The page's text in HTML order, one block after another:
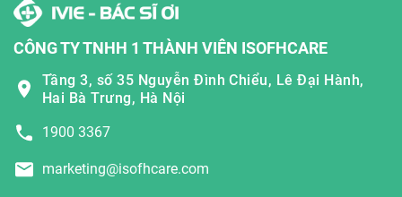
CÔNG TY TNHH 1 THÀNH VIÊN ISOFHCARE
Tầng 3, số 35 Nguyễn Đình Chiểu, Lê Đại Hành,
Hai Bà Trưng, Hà Nội
1900 3367
marketing@isofhcare.com